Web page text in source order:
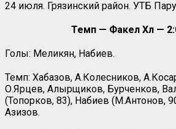
24 июля. Грязинский район. УТБ
Темп — Факел Хл —
Голы: Меликян, Набиев.
Темп: Хабазов, А.Колесников,
О.Ярцев, Алырщиков, Бурченков,
(Топорков, 83), Набиев (М.Антонов,
Азизов.